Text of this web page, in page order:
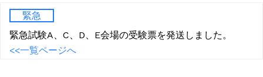
緊急
緊急試験A、C、D、E会場の受験票を発送しました。
<<一覧ページへ